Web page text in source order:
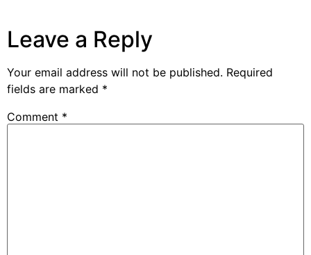
Leave a Reply
Your email address will not be published. Required
fields are marked *
Comment *